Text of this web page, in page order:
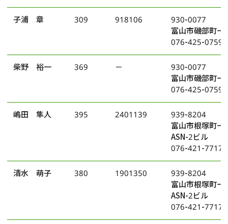
子浦 章 309 918106
930-0077
富山市磯部町
076-425-0759
柴野 裕一 369 －
930-0077
富山市磯部町
076-425-0759
嶋田 隼人 395 2401139
939-8204
富山市根塚町
ASN-2ビル
076-421-7717
清水 萌子 380 1901350
939-8204
富山市根塚町
ASN-2ビル
076-421-7717